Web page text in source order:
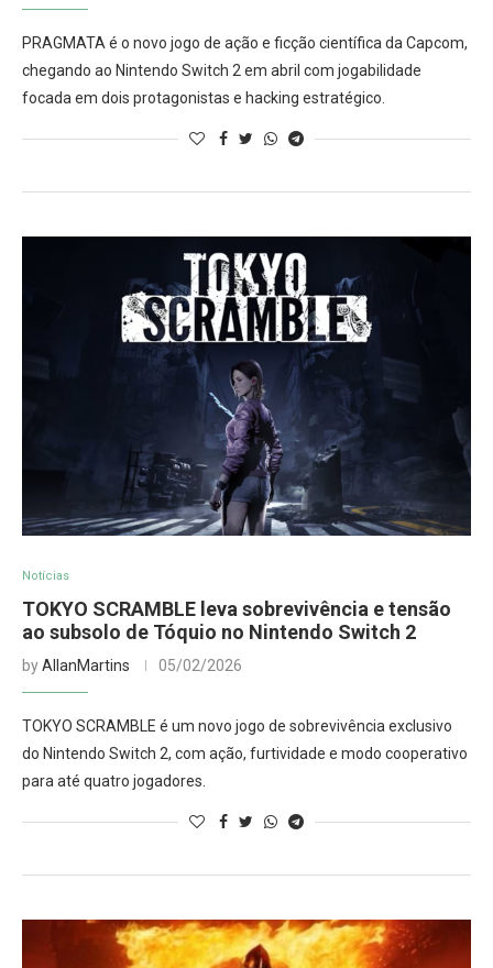
PRAGMATA é o novo jogo de ação e ficção científica da Capcom,
chegando ao Nintendo Switch 2 em abril com jogabilidade
focada em dois protagonistas e hacking estratégico.
Notícias
TOKYO SCRAMBLE leva sobrevivência e tensão
ao subsolo de Tóquio no Nintendo Switch 2
byAllanMartins 05/02/2026
TOKYO SCRAMBLE é um novo jogo de sobrevivência exclusivo
do Nintendo Switch 2, com ação, furtividade e modo cooperativo
para até quatro jogadores.